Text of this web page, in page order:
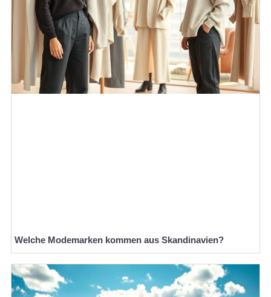
Welche Modemarken kommen aus Skandinavien?